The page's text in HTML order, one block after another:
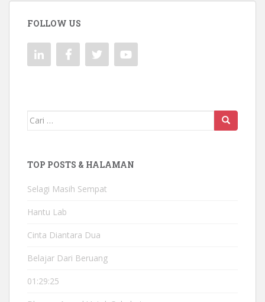
FOLLOW US
Mencari:
TOP POSTS & HALAMAN
Selagi Masih Sempat
Hantu Lab
Cinta Diantara Dua
Belajar Dari Beruang
01:29:25